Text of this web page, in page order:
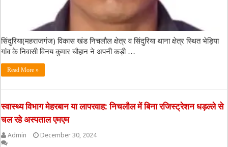
सिंदुरिया(महराजगंज) विकास खंड निचलौल क्षेत्र व सिंदुरिया थाना क्षेत्र स्थित भेड़िया
गांव के निवासी विनय कुमार चौहान ने अपनी कड़ी …
Read More »
स्वास्थ्य विभाग मेहरबान या लापरवाह: निचलौल में बिना रजिस्ट्रेशन धड़ल्ले से
चल रहे अस्पताल एमएम
Admin
December 30, 2024